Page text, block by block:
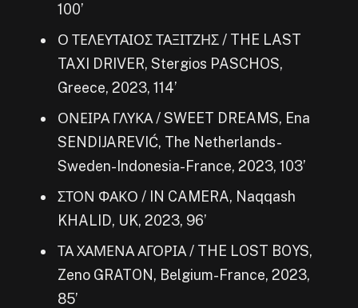
100’
Ο ΤΕΛΕΥΤΑΙΟΣ ΤΑΞΙΤΖΗΣ / THE LAST
TAXI DRIVER, Stergios PASCHOS,
Greece, 2023, 114’
ΟΝΕΙΡΑ ΓΛΥΚΑ / SWEET DREAMS, Ena
SENDIJAREVIĆ, The Netherlands-
Sweden-Indonesia-France, 2023, 103’
ΣΤΟΝ ΦΑΚΟ / IN CAMERA, Naqqash
KHALID, UK, 2023, 96’
ΤΑ ΧΑΜΕΝΑ ΑΓΟΡΙΑ / THE LOST BOYS,
Zeno GRATON, Belgium-France, 2023,
85’